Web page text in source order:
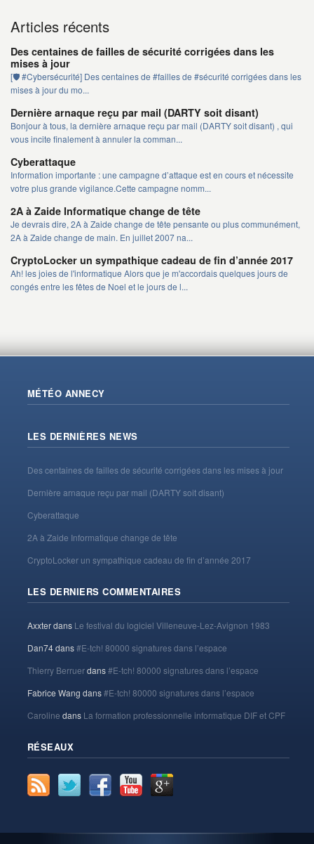
Articles récents
Des centaines de failles de sécurité corrigées dans les
mises à jour
[🛡️ #Cybersécurité] Des centaines de #failles de #sécurité corrigées dans les
mises à jour du mo...
Dernière arnaque reçu par mail (DARTY soit disant)
Bonjour à tous, la dernière arnaque reçu par mail (DARTY soit disant) , qui
vous incite finalement à annuler la comman...
Cyberattaque
Information importante : une campagne d’attaque est en cours et nécessite
votre plus grande vigilance.Cette campagne nomm...
2A à Zaide Informatique change de tête
Je devrais dire, 2A à Zaide change de tête pensante ou plus communément,
2A à Zaide change de main. En juillet 2007 na...
CryptoLocker un sympathique cadeau de fin d’année 2017
Ah! les joies de l'informatique Alors que je m'accordais quelques jours de
congés entre les fêtes de Noel et le jours de l...
MÉTÉO ANNECY
LES DERNIÈRES NEWS
Des centaines de failles de sécurité corrigées dans les mises à jour
Dernière arnaque reçu par mail (DARTY soit disant)
Cyberattaque
2A à Zaide Informatique change de tête
CryptoLocker un sympathique cadeau de fin d’année 2017
LES DERNIERS COMMENTAIRES
Axxterdans Le festival du logiciel Villeneuve-Lez-Avignon 1983
Dan74dans#E-tch! 80000 signatures dans l’espace
Thierry Berruerdans#E-tch! 80000 signatures dans l’espace
Fabrice Wang dans#E-tch! 80000 signatures dans l’espace
Caroline dans La formation professionnelle informatique DIF et CPF
RÉSEAUX